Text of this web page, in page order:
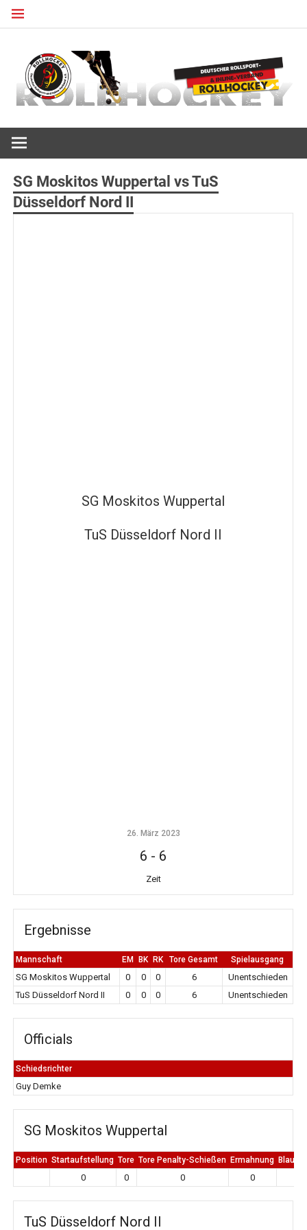
Zum
SG Moskitos Wuppertal vs TuS
Düsseldorf Nord II
SG Moskitos Wuppertal
TuS Düsseldorf Nord II
26. März 2023
6 - 6
Zeit
Ergebnisse
Mannschaft EM BK RK Tore Gesamt Spielausgang
SG Moskitos Wuppertal 0 0 0 6
Unentschieden
TuS Düsseldorf Nord II
0 0 0 6 Unentschieden
Officials
Schiedsrichter
Guy Demke
SG Moskitos Wuppertal
Position Startaufstellung Tore Tore Penalty-Schießen Ermahnung Blaue
0 0 0 0
TuS Düsseldorf Nord II